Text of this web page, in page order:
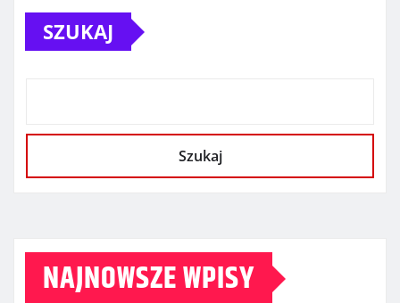
SZUKAJ
Szukaj
NAJNOWSZE WPISY